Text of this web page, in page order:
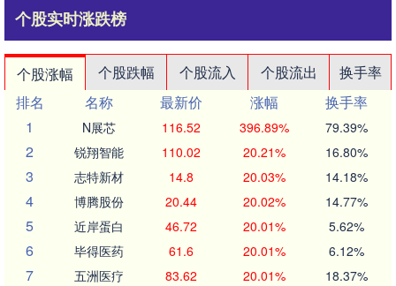
个股实时涨跌榜
个股涨幅 个股跌幅 个股流入 个股流出
换手率
排名
名称 最新价 涨幅
换手率
1
N展芯 116.52 396.89% 79.39%
2 锐翔智能 110.02 20.21% 16.80%
3 志特新材 14.8 20.03% 14.18%
4 博腾股份 20.44 20.02% 14.77%
5 近岸蛋白 46.72 20.01% 5.62%
6 毕得医药 61.6 20.01% 6.12%
7 五洲医疗 83.62 20.01% 18.37%